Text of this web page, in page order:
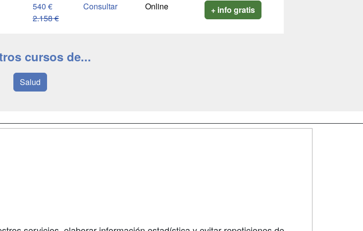
540 €
2.158 €
Online + info gratis
cursos de...
Salud